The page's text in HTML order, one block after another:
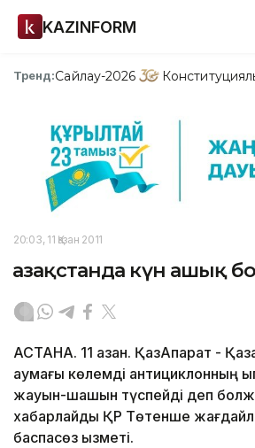
KAZINFORM
Тренд:Сайлау-2026
20:03, 11 Қазан 2011
Қазақстанда күн ашық
АСТАНА. 11 қазан. ҚазАқпарат -
аумағы көлемді антициклонның
жауын-шашын түспейді деп
хабарлайды ҚР Төтенше
баспасөз қызметi.